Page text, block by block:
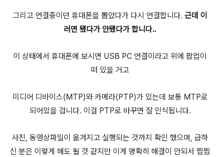
그리고 연결중이던 휴대폰을 뽑았다가 다시 연결합니다. 근데 이
러면 됐다가 안됐다가 합니다..
이 상태에서 휴대폰에 보시면 USB PC 연결이라고 위에 팝업이
떠 있을 거고
미디어 디바이스(MTP)와 카메라(PTP)가 있는데 보통 MTP로
되어있을 겁니다. 이걸 PTP로 바꾸면 잘 인식됩니다.
사진, 동영상파일이 옮겨지고 실행되는 것까지 확인 했으며, 급하
신 분은 이렇게 해도 될 것 같지만 이게 명확히 해결이 안되서 찝찝